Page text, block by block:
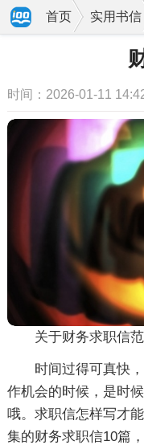
首页 实用书信
时间：2026-01-11
关于财务求职信
时间过得可真快
作机会的时候，是时
哦。求职信怎样写才
集的财务求职信10篇